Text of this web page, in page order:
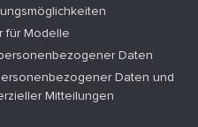
für Modelle
Daten
Daten und
Mitteilungen